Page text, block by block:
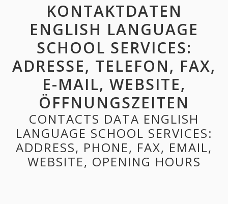
KONTAKTDATEN
ENGLISH LANGUAGE
SCHOOL SERVICES:
ADRESSE, TELEFON, FAX,
E-MAIL, WEBSITE,
ÖFFNUNGSZEITEN
CONTACTS DATA ENGLISH
LANGUAGE SCHOOL SERVICES:
ADDRESS, PHONE, FAX, EMAIL,
WEBSITE, OPENING HOURS